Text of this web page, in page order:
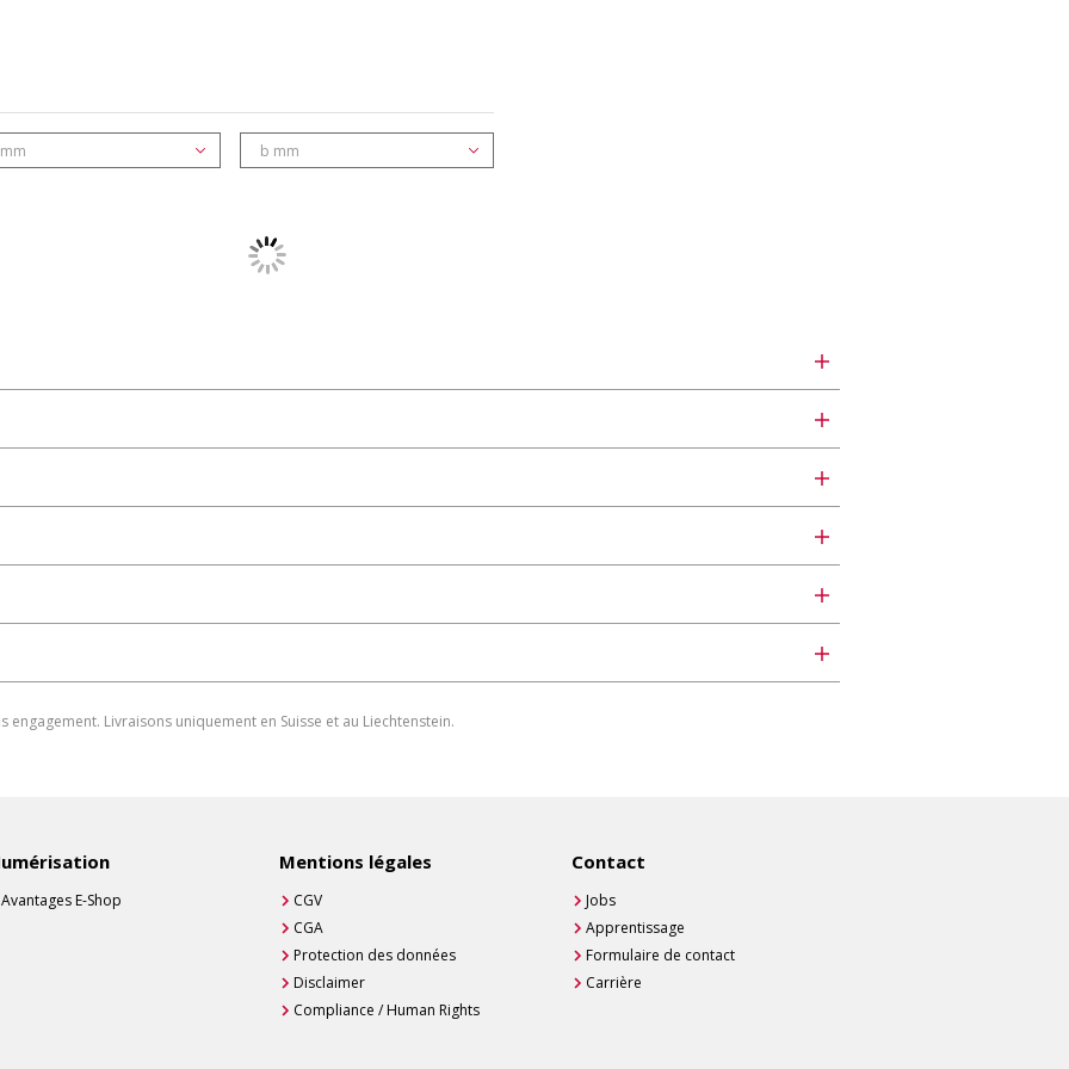
Avec film de protection des deux côtés
240-290 MPa
b mm
engagement. Livraisons uniquement en Suisse et au Liechtenstein.
Avantages E-Shop
Mentions légales
CGV
CGA
Protection des données
Disclaimer
Compliance / Human Rights
Contact
Jobs
Apprentissage
Formulaire de contact
Carrière